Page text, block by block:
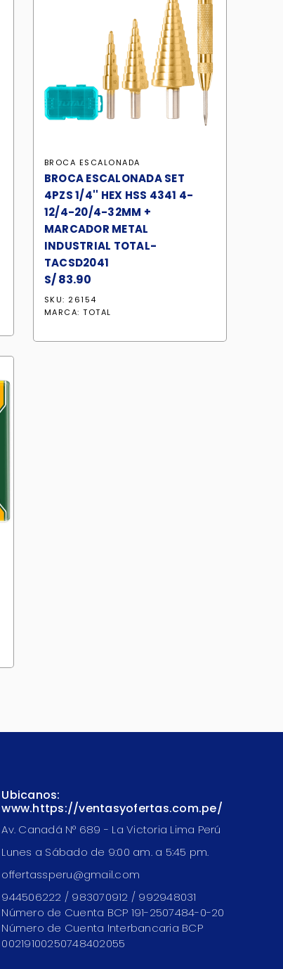
BROCA ESCALONADA
BROCA ESCALONADA SET
4PZS 1/4'' HEX HSS 4341 4-
12/4-20/4-32MM +
MARCADOR METAL
INDUSTRIAL TOTAL-
TACSD2041
S/83.90
SKU: 26154
MARCA:TOTAL
Ubicanos:
www.https://ventasyofertas.com.pe/
Av. Canadá N° 689 - La Victoria Lima Perú
Lunes a Sábado de 9:00 am. a 5:45 pm.
offertassperu@gmail.com
944506222 / 983070912 / 992948031
Número de Cuenta BCP 191-2507484-0-20
Número de Cuenta Interbancaria BCP
00219100250748402055